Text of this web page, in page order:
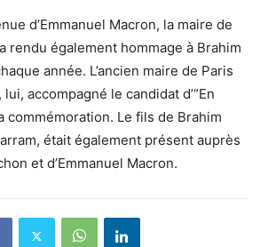
d’Emmanuel Macron, la maire de
rendu également hommage à Brahim
année. L’ancien maire de Paris
accompagné le candidat d’“En
commémoration. Le fils de Brahim
était également présent auprès
et d’Emmanuel Macron.